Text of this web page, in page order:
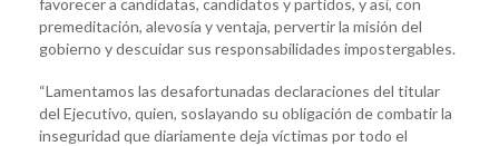
premeditación, alevosía y ventaja, pervertir la misión del
gobierno y descuidar sus responsabilidades impostergables.
“Lamentamos las desafortunadas declaraciones del titular
del Ejecutivo, quien, soslayando su obligación de combatir la
inseguridad que diariamente deja víctimas por todo el